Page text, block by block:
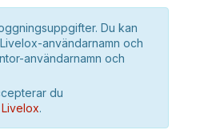
Du kan
användarnamn och
användarnamn och
du
.